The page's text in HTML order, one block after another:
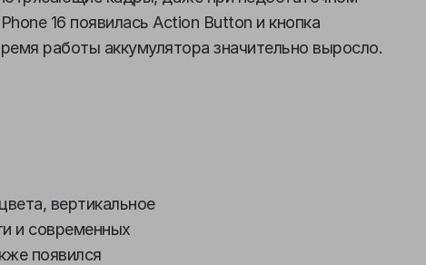
16 появилась Action Button и кнопка
работы аккумулятора значительно выросло.
вертикальное
и современных
появился